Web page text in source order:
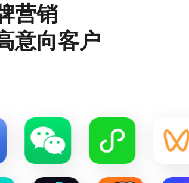
营销
意向客户